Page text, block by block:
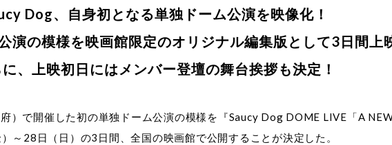
Dog、自身初となる単独ドーム公演を映像化！
演の模様を映画館限定のオリジナル編集版として3日間上
に、上映初日にはメンバー登壇の舞台挨拶も決定！
）で開催した初の単独ドーム公演の模様を『Saucy Dog DOME LIVE「A
28日（日）の3日間、全国の映画館で公開することが決定した。